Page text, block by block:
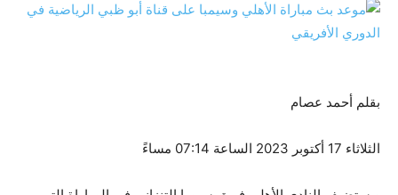
بقلم أحمد عصام
الثلاثاء 17 أكتوبر 2023 الساعة 07:14 مساءً